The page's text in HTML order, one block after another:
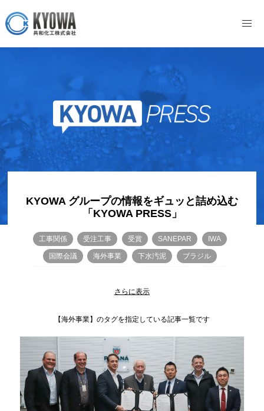
KYOWA グループの情報をギュッと詰め込む
「KYOWA PRESS」
工事関係 受注工事 受賞 SANEPAR IWA
国際会議 海外事業 下水汚泥 ブラジル
プラスチック・スマート
【海外事業】のタグを指定している記事一覧です